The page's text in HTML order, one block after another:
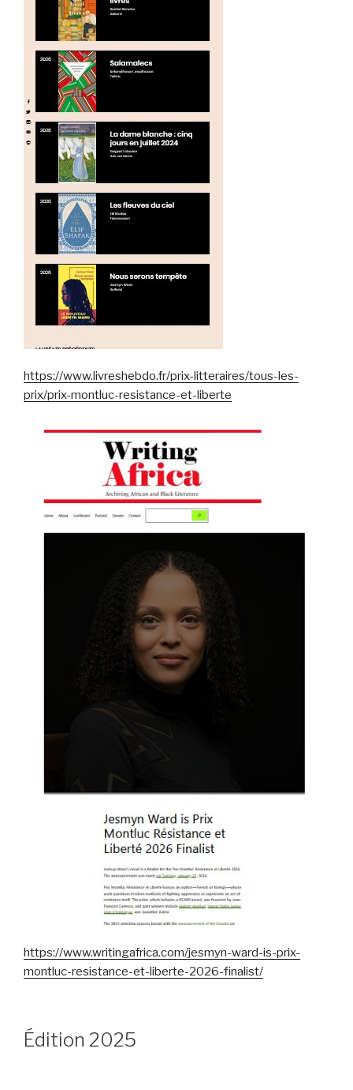
https://www.livreshebdo.fr/prix-litteraires/tous-les-
prix/prix-montluc-resistance-et-liberte
https://www.writingafrica.com/jesmyn-ward-is-prix-
montluc-resistance-et-liberte-2026-finalist/
Édition 2025